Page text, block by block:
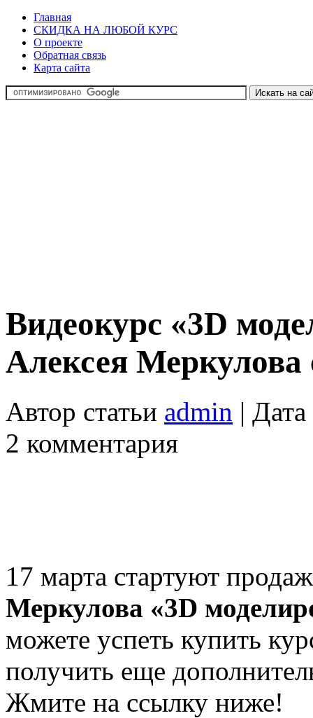
Главная
СКИДКА НА ЛЮБОЙ КУРС
О проекте
Обратная связь
Карта сайта
Видеокурс «3D
Алексея Меркулова
Автор статьи admin |
2 комментария
17 марта стартуют
Меркулова «3D
можете успеть купить
получить еще
Жмите на ссылку ниже!